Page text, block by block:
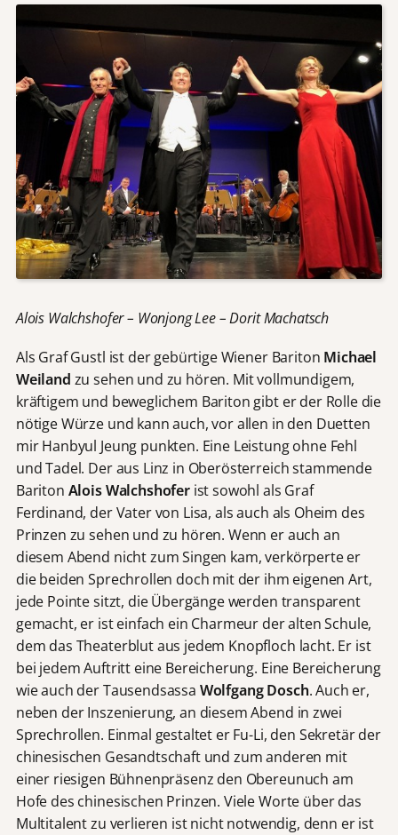
Alois Walchshofer – Wonjong Lee – Dorit Machatsch
Als Graf Gustl ist der gebürtige Wiener Bariton Michael
Weiland zu sehen und zu hören. Mit vollmundigem,
kräftigem und beweglichem Bariton gibt er der Rolle die
nötige Würze und kann auch, vor allen in den Duetten
mir Hanbyul Jeung punkten. Eine Leistung ohne Fehl
und Tadel. Der aus Linz in Oberösterreich stammende
Bariton Alois Walchshoferist sowohl als Graf
Ferdinand, der Vater von Lisa, als auch als Oheim des
Prinzen zu sehen und zu hören. Wenn er auch an
diesem Abend nicht zum Singen kam, verkörperte er
die beiden Sprechrollen doch mit der ihm eigenen Art,
jede Pointe sitzt, die Übergänge werden transparent
gemacht, er ist einfach ein Charmeur der alten Schule,
dem das Theaterblut aus jedem Knopfloch lacht. Er ist
bei jedem Auftritt eine Bereicherung. Eine Bereicherung
wie auch der Tausendsassa Wolfgang Dosch. Auch er,
neben der Inszenierung, an diesem Abend in zwei
Sprechrollen. Einmal gestaltet er Fu-Li, den Sekretär der
chinesischen Gesandtschaft und zum anderen mit
einer riesigen Bühnenpräsenz den Obereunuch am
Hofe des chinesischen Prinzen. Viele Worte über das
Multitalent zu verlieren ist nicht notwendig, denn er ist